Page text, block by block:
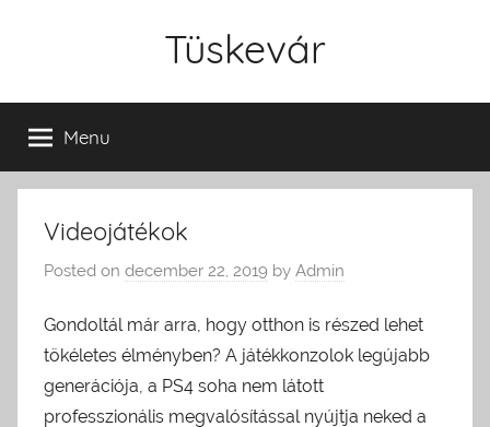
Tüskevár
Menu
Videojátékok
Posted on december 22, 2019 by Admin
Gondoltál már arra, hogy otthon is részed lehet
tökéletes élményben? A játékkonzolok legújabb
generációja, a PS4 soha nem látott
professzionális megvalósítással nyújtja neked a